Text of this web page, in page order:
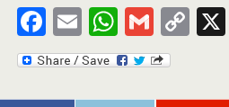
F
ac
e
E
m
ai
W
h
at
G
m
ai
C